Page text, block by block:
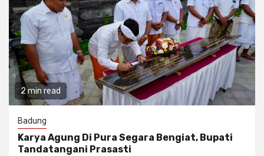
2 min read
Badung
Karya Agung Di Pura Segara Bengiat, Bupati
Tandatangani Prasasti